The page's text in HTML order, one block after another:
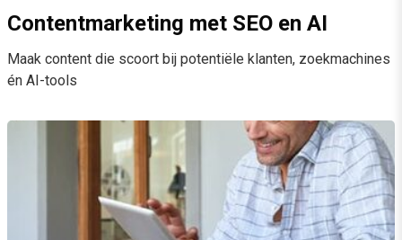
Contentmarketing met SEO en AI
Maak content die scoort bij potentiële klanten, zoekmachines
én AI-tools